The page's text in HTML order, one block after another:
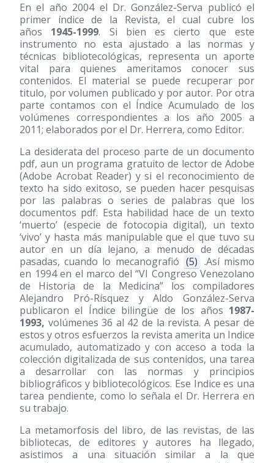
En el año 2004 el Dr. González-Serva publicó el
primer índice de la Revista, el cual cubre los
años 1945-1999. Si bien es cierto que este
instrumento no esta ajustado a las normas y
técnicas bibliotecológicas, representa un aporte
vital para quienes ameritamos conocer sus
contenidos. El material se puede recuperar por
titulo, por volumen publicado y por autor. Por otra
parte contamos con el Índice Acumulado de los
volúmenes correspondientes a los año 2005 a
2011; elaborados por el Dr. Herrera, como Editor.
La desiderata del proceso parte de un documento
pdf, aun un programa gratuito de lector de Adobe
(Adobe Acrobat Reader) y si el reconocimiento de
texto ha sido exitoso, se pueden hacer pesquisas
por las palabras o series de palabras que los
documentos pdf. Esta habilidad hace de un texto
‘muerto’ (especie de fotocopia digital), un texto
‘vivo’ y hasta más manipulable que el que tuvo su
autor en un día lejano, a menudo de décadas
pasadas, cuando lo mecanografió (5) .Así mismo
en 1994 en el marco del “VI Congreso Venezolano
de Historia de la Medicina” los compiladores
Alejandro Pró-Rísquez y Aldo González-Serva
publicaron el Índice bilingüe de los años 1987-
1993, volúmenes 36 al 42 de la revista. A pesar de
estos y otros esfuerzos la revista amerita un Indice
acumulado, automatizado y con acceso a toda la
colección digitalizada de sus contenidos, una tarea
a desarrollar con las normas y principios
bibliográficos y bibliotecológicos. Ese Indice es una
tarea pendiente, como lo señala el Dr. Herrera en
su trabajo.
La metamorfosis del libro, de las revistas, de las
bibliotecas, de editores y autores ha llegado,
asistimos a una situación similar a la que